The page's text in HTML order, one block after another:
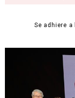
Se adhiere